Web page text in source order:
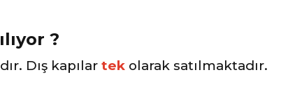
?
Dış kapılar tek olarak satılmaktadır.